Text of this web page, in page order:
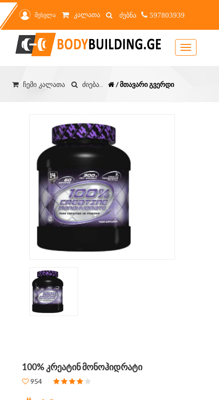
შესვლა კალათა 597803939
Toggle
navigation
ჩემი კალათა ძიება.. / მთავარი გვერდი
100% ᲙᲠᲔᲐᲢᲘᲜ ᲛᲝᲜᲝᲰᲘᲓᲠᲐᲢᲘ
954